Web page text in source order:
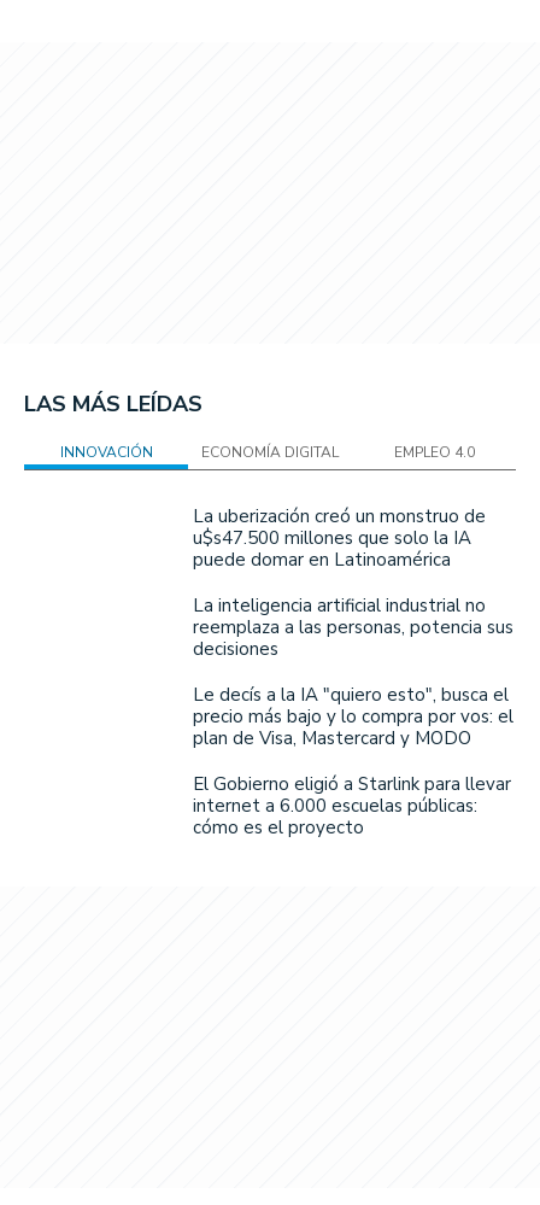
LAS MÁS LEÍDAS
INNOVACIÓN ECONOMÍA DIGITAL EMPLEO 4.0
La uberización creó un monstruo de
u$s47.500 millones que solo la IA
puede domar en Latinoamérica
La inteligencia artificial industrial no
reemplaza a las personas, potencia sus
decisiones
Le decís a la IA "quiero esto", busca el
precio más bajo y lo compra por vos: el
plan de Visa, Mastercard y MODO
El Gobierno eligió a Starlink para llevar
internet a 6.000 escuelas públicas:
cómo es el proyecto